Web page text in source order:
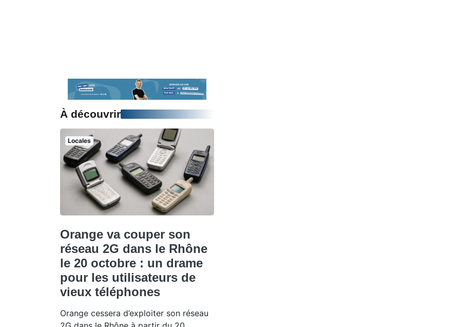
À découvrir
Locales
Orange va couper son
réseau 2G dans le Rhône
le 20 octobre : un drame
pour les utilisateurs de
vieux téléphones
Orange cessera d’exploiter son réseau